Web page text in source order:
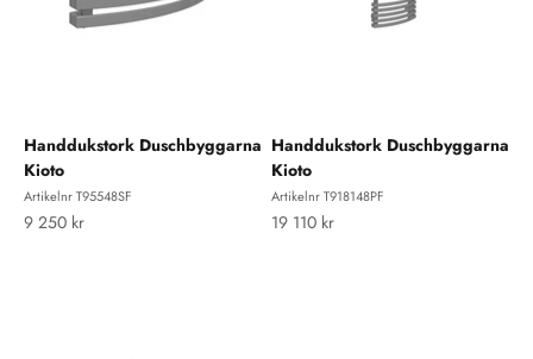
Handdukstork Duschbyggarna
Kioto
Artikelnr T95548SF
REA-pris
9 250 kr
Handdukstork Duschbyggarna
Kioto
Artikelnr T918148PF
REA-pris
19 110 kr